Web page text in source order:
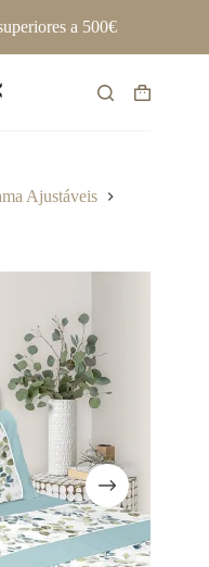
a 500€
Carrinho
Ajustáveis